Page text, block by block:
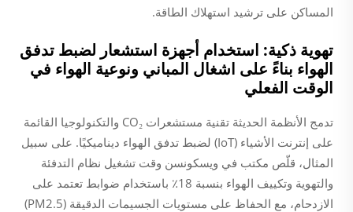
المساكن على ترشيد استهلاك الطاقة.
تهوية ذكية: استخدام أجهزة استشعار لضبط تدفق
الهواء بناءً على اشغال المباني ونوعية الهواء في
الوقت الفعلي
تدمج الأنظمة الحديثة تقنية مستشعرات CO₂ والتكنولوجيا القائمة
على إنترنت الأشياء (IoT) لضبط تدفق الهواء ديناميكيًا. على سبيل
المثال، قلّص مكتب في ويسكونسن وقت تشغيل نظام التدفئة
والتهوية وتكييف الهواء بنسبة 18٪ باستخدام ضوابط تعتمد على
الازدحام، مع الحفاظ على مستويات الجسيمات الدقيقة (PM2.5)